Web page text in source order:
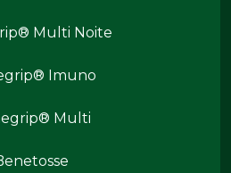
Multi Noite
Imuno
Multi